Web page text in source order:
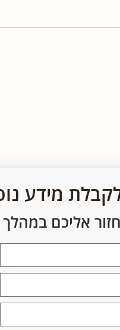
מידע
אליכם